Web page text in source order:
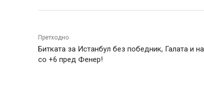
Претходно
Битката за Истанбул без победник, Галата и
со +6 пред Фенер!